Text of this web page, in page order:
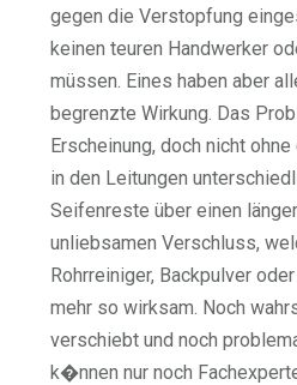
gegen die Verstopfung
keinen teuren Handwerker
müssen. Eines haben aber
begrenzte Wirkung. Das
Erscheinung, doch nicht
in den Leitungen
Seifenreste über einen
unliebsamen Verschluss,
Rohrreiniger, Backpulver
mehr so wirksam. Noch
verschiebt und noch
k�nnen nur noch